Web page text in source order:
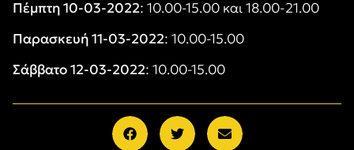
Πέμπτη 10-03-2022: 10.00-15.00 και 18.00-21.00
Παρασκευή 11-03-2022: 10.00-15.00
Σάββατο 12-03-2022: 10.00-15.00